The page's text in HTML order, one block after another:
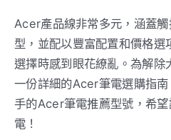
Acer產品線非常多元，涵蓋
型，並配以豐富配置和價格選
選擇時感到眼花繚亂。為解除
一份詳細的Acer筆電選購指
手的Acer筆電推薦型號，希
電！
日
常
辦
公、
專
業